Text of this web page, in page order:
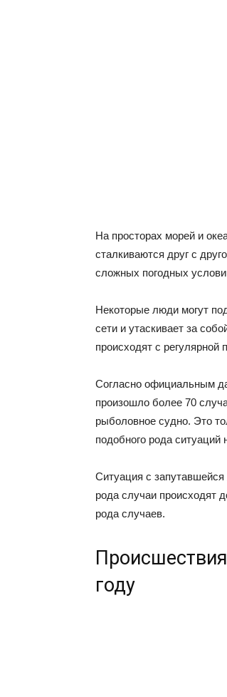
На просторах морей и
сталкиваются друг с
сложных погодных
Некоторые люди могут
сети и утаскивает за
происходят с регулярной
Согласно официальным
произошло более 70
рыболовное судно. Это
подобного рода
Ситуация с
рода случаи происходят
рода случаев.
году